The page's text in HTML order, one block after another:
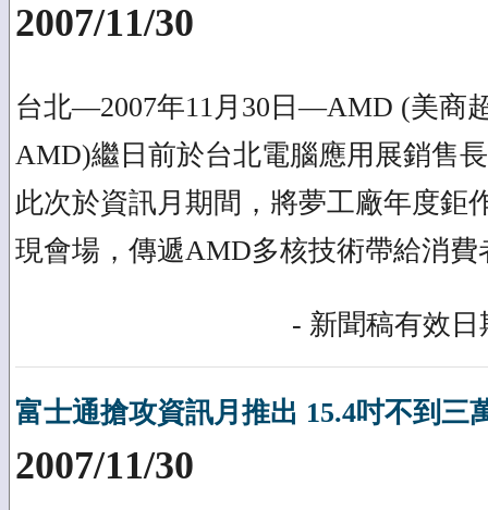
2007/11/30
台北—2007年11月30日—AMD (美商
AMD)繼日前於台北電腦應用展銷售
此次於資訊月期間，將夢工廠年度鉅
現會場，傳遞AMD多核技術帶給消
- 新聞稿有效日
富士通搶攻資訊月推出 15.4吋不到三
2007/11/30